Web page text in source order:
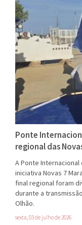
Ponte
regional das
A Ponte Internacional
iniciativa Novas 7
final regional foram
durante a
Olhão.
sexta, 03 de julho de 2026